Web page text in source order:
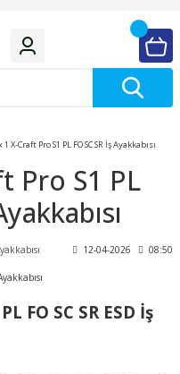
1 X-Craft Pro S1 PL FO SC SR İş Ayakkabısı
Pro S1 PL
12-04-2026 08:50
FO SC SR ESD İş